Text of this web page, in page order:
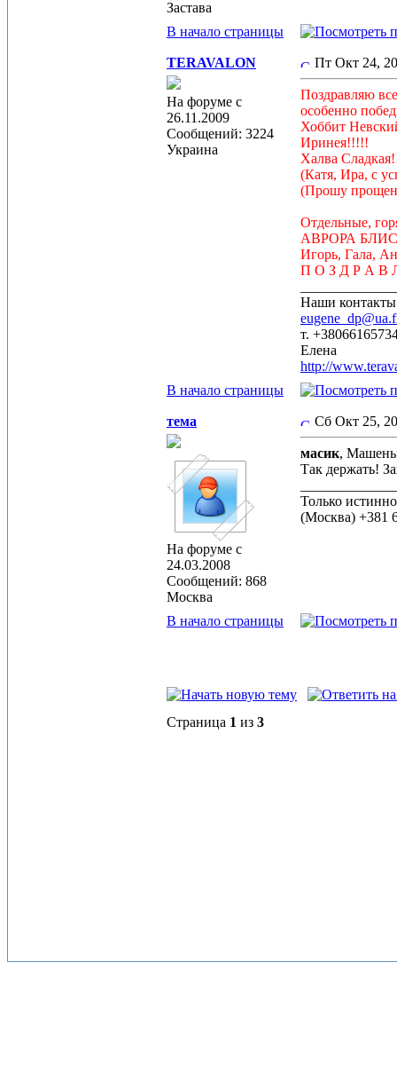
Застава
В начало страницы
TERAVALON
На форуме с
26.11.2009
Сообщений: 3224
Украина
Пт Окт 24,
Поздравляю
особенно
Хоббит
Иринея!!!!!
Халва
(Катя, Ира, с
(Прошу
Отдельные,
АВРОРА
Игорь, Гала,
П О З Д Р А В
Наши
т.
Елена
http://
В начало страницы
тема
На форуме с
24.03.2008
Сообщений: 868
Москва
Сб Окт 25,
масик,
Так держать!
Только
(Москва) +381
В начало страницы
Страница 1 из 3